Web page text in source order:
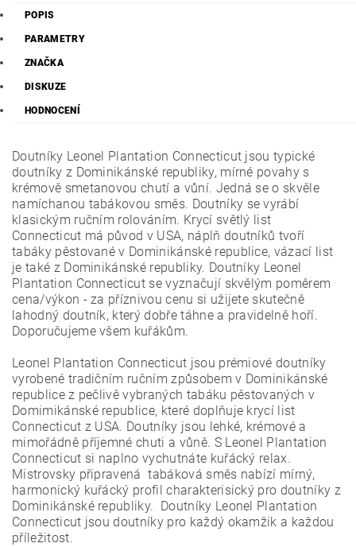
POPIS
PARAMETRY
ZNAČKA
DISKUZE
HODNOCENÍ
Doutníky Leonel Plantation Connecticut jsou typické
doutníky z Dominikánské republiky, mírné povahy s
krémově smetanovou chutí a vůní. Jedná se o skvěle
namíchanou tabákovou směs. Doutníky se vyrábí
klasickým ručním rolováním. Krycí světlý list
Connecticut má původ v USA, náplň doutníků tvoří
tabáky pěstované v Dominikánské republice, vázací list
je také z Dominikánské republiky. Doutníky Leonel
Plantation Connecticut se vyznačují skvělým poměrem
cena/výkon - za příznivou cenu si užijete skutečně
lahodný doutník, který dobře táhne a pravidelně hoří.
Doporučujeme všem kuřákům.
Leonel Plantation Connecticut jsou prémiové doutníky
vyrobené tradičním ručním způsobem v Dominikánské
republice z pečlivě vybraných tabáku pěstovaných v
Domimikánské republice, které doplňuje krycí list
Connecticut z USA. Doutníky jsou lehké, krémové a
mimořádně příjemné chuti a vůně. S Leonel Plantation
Connecticut si naplno vychutnáte kuřácký relax.
Mistrovsky připravená tabáková směs nabízí mírný,
harmonický kuřácký profil charakterisický pro doutníky z
Dominikánské republiky. Doutníky Leonel Plantation
Connecticut jsou doutníky pro každý okamžik a každou
příležitost.